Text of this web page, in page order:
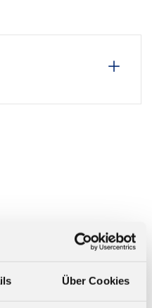
Über Cookies